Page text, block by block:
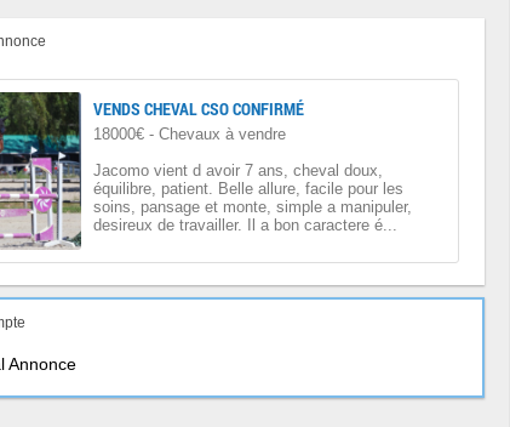
VENDS CHEVAL CSO CONFIRMÉ
18000€ - Chevaux à vendre
Jacomo vient d avoir 7 ans, cheval doux,
équilibre, patient. Belle allure, facile pour les
soins, pansage et monte, simple a manipuler,
desireux de travailler. Il a bon caractere é...
Annonce